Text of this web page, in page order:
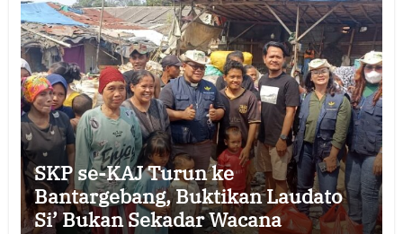
SKP se-KAJ Turun ke
Bantargebang, Buktikan Laudato
Si’ Bukan Sekadar Wacana